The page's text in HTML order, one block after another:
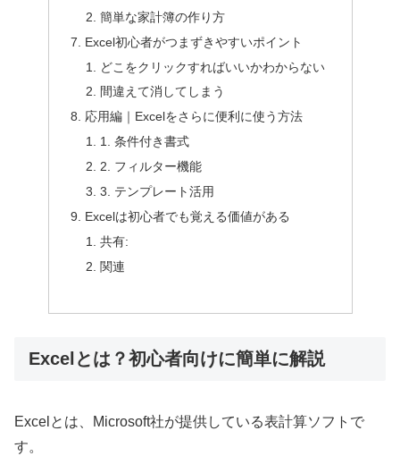
簡単な家計簿の作り方
Excel初心者がつまずきやすいポイント
どこをクリックすればいいかわからない
間違えて消してしまう
応用編｜Excelをさらに便利に使う方法
1. 条件付き書式
2. フィルター機能
3. テンプレート活用
Excelは初心者でも覚える価値がある
共有:
関連
Excelとは？初心者向けに簡単に解説
Excelとは、Microsoft社が提供している表計算ソフトで
す。